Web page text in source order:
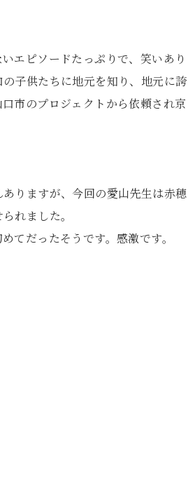
エピソードたっぷりで、笑いあり
子供たちに地元を知り、地元に誇
市のプロジェクトから依頼され京
りますが、今回の愛山先生は赤穂
れました。
てだったそうです。感激です。